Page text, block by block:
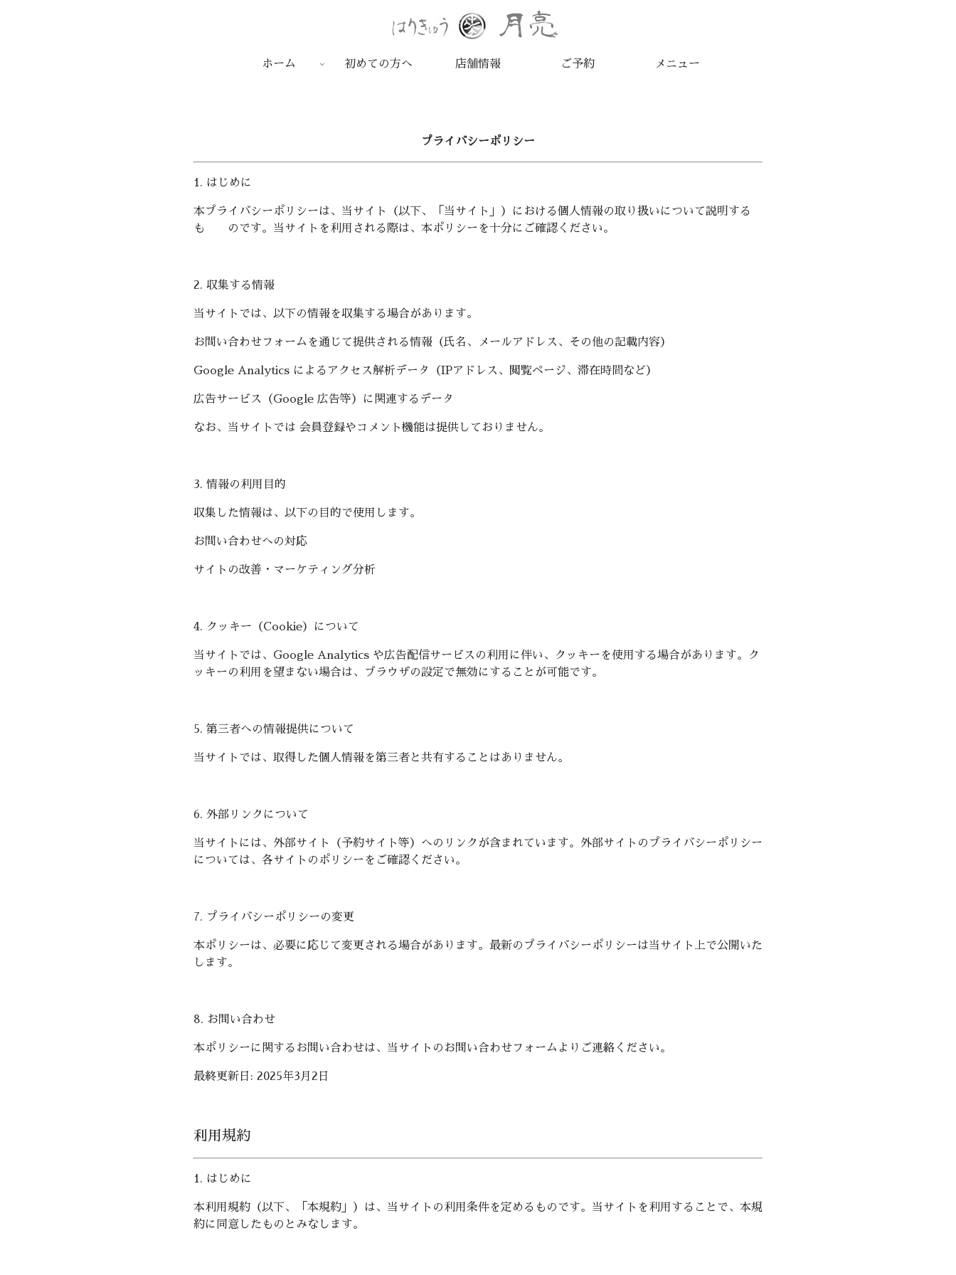
ホーム 初めての方へ 店舗情報 ご予約 メニュー
プライバシーポリシー
1. はじめに
本プライバシーポリシーは、当サイト（以下、「当サイト」）における個人情報の取り扱いについて説明する
も のです。当サイトを利用される際は、本ポリシーを十分にご確認ください。
2. 収集する情報
当サイトでは、以下の情報を収集する場合があります。
お問い合わせフォームを通じて提供される情報（氏名、メールアドレス、その他の記載内容）
Google Analytics によるアクセス解析データ（IPアドレス、閲覧ページ、滞在時間など）
広告サービス（Google 広告等）に関連するデータ
なお、当サイトでは 会員登録やコメント機能は提供しておりません。
3. 情報の利用目的
収集した情報は、以下の目的で使用します。
お問い合わせへの対応
サイトの改善・マーケティング分析
4. クッキー（Cookie）について
当サイトでは、Google Analytics や広告配信サービスの利用に伴い、クッキーを使用する場合があります。ク
ッキーの利用を望まない場合は、ブラウザの設定で無効にすることが可能です。
5. 第三者への情報提供について
当サイトでは、取得した個人情報を第三者と共有することはありません。
6. 外部リンクについて
当サイトには、外部サイト（予約サイト等）へのリンクが含まれています。外部サイトのプライバシーポリシー
については、各サイトのポリシーをご確認ください。
7. プライバシーポリシーの変更
本ポリシーは、必要に応じて変更される場合があります。最新のプライバシーポリシーは当サイト上で公開いた
します。
8. お問い合わせ
本ポリシーに関するお問い合わせは、当サイトのお問い合わせフォームよりご連絡ください。
最終更新日: 2025年3月2日
利用規約
1. はじめに
本利用規約（以下、「本規約」）は、当サイトの利用条件を定めるものです。当サイトを利用することで、本規
約に同意したものとみなします。